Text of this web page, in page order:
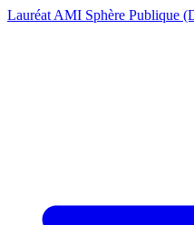
Lauréat AMI Sphère Publique